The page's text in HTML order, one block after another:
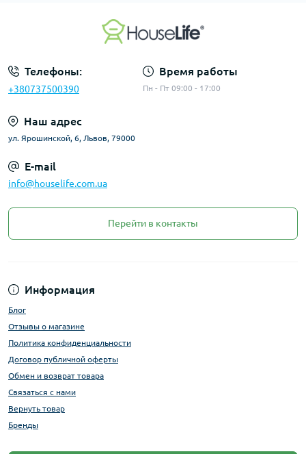
Телефоны:
+380737500390
Время работы
Пн - Пт 09:00 - 17:00
Наш адрес
ул. Ярошинской, 6, Львов, 79000
E-mail
info@houselife.com.ua
Перейти в контакты
Информация
Блог
Отзывы о магазине
Политика конфиденциальности
Договор публичной оферты
Обмен и возврат товара
Связаться с нами
Вернуть товар
Бренды